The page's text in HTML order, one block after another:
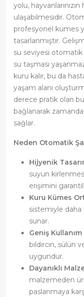
yolu,
ulaşabilmesidir.
profesyonel kümes
tasarlanmıştır.
su seviyesi
su taşması
kuru kalır, bu da
yaşam alanı
derece pratik olan
bağlanarak
sağlar.
Neden Otomatik
Hijyenik
suyun
erişimini
Kuru Kümes
sistemiyle daha
sunar.
Geniş Kullanım
bıldırcın,
uygundur.
Dayanıklı
malzemeden
paslanmaya